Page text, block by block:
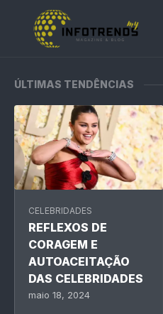
content
ÚLTIMAS TENDÊNCIAS
CELEBRIDADES
REFLEXOS DE
CORAGEM E
AUTOACEITAÇÃO
DAS CELEBRIDADES
maio 18, 2024